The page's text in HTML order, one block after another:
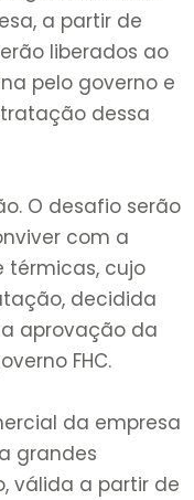
a partir de
liberados ao
pelo governo e
dessa
O desafio serão
com a
térmicas, cujo
decidida
aprovação da
FHC.
da empresa
grandes
válida a partir de